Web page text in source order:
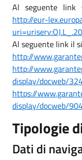
Al seguente link
http://eur-
Al seguente link il
http://
http://
display/docweb/
https://
display/docweb/
Tipologie
Dati di